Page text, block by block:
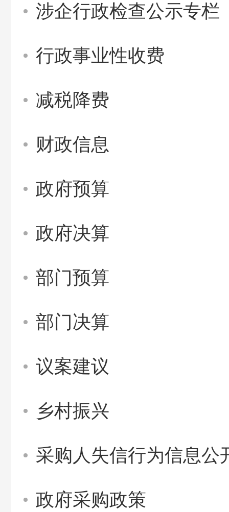
涉企行政检查公示专栏
行政事业性收费
减税降费
财政信息
政府预算
政府决算
部门预算
部门决算
议案建议
乡村振兴
采购人失信行为信息公
政府采购政策